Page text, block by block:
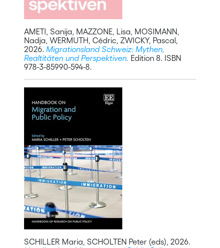
AMETI, Sanija, MAZZONE, Lisa, MOSIMANN,
Nadja, WERMUTH, Cédric, ZWICKY, Pascal,
2026. Migrationsland Schweiz: Mythen,
Realtitäten und Perspektiven. Edition 8. ISBN
978-3-85990-594-8.
SCHILLER Maria, SCHOLTEN Peter (eds), 2026.